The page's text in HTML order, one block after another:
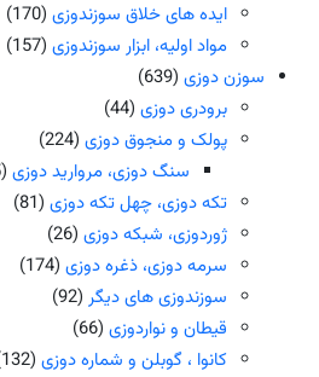
ایده های خلاق سوزندوزی (170)
مواد اولیه، ابزار سوزندوزی (157)
سوزن دوزی (639)
برودری دوزی (44)
پولک و منجوق دوزی (224)
سنگ دوزی، مروارید دوزی(205)
تکه دوزی، چهل تکه دوزی (81)
ژوردوزی، شبکه دوزی (26)
سرمه دوزی، ذغره دوزی (174)
سوزندوزی های دیگر (92)
قیطان و نواردوزی (66)
کانوا ، گوبلن و شماره دوزی (132)